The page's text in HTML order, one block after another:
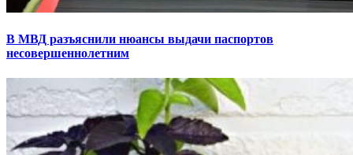
В МВД разъяснили нюансы выдачи паспортов
несовершеннолетним